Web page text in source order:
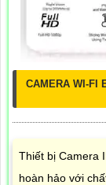
CAMERA WI-FI
Thiết bị Camera
hoàn hảo với